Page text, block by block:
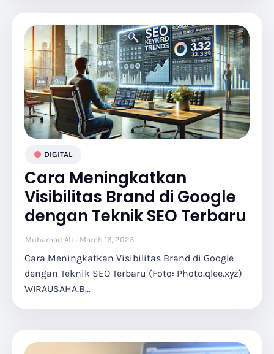
DIGITAL
Cara Meningkatkan
Visibilitas Brand di Google
dengan Teknik SEO Terbaru
Muhamad Ali March 16, 2025
Cara Meningkatkan Visibilitas Brand di Google
dengan Teknik SEO Terbaru (Foto: Photo.qlee.xyz)
WIRAUSAHA.B…